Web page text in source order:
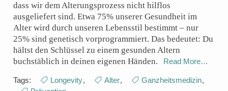
dass wir dem Alterungsprozess nicht hilflos
ausgeliefert sind. Etwa 75% unserer Gesundheit im
Alter wird durch unseren Lebensstil bestimmt – nur
25% sind genetisch vorprogrammiert. Das bedeutet: Du
hältst den Schlüssel zu einem gesunden Altern
buchstäblich in deinen eigenen Händen.
Read More…
Tags: Longevity, Alter, Ganzheitsmedizin,